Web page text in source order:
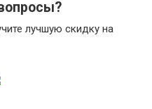
лучшую скидку на